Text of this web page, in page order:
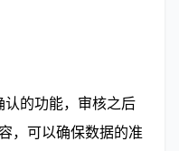
，可以确保数据的准